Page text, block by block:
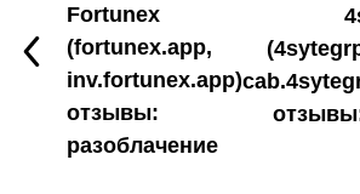
Fortunex
(fortunex.app,
inv.fortunex.app)
отзывы:
разоблачение